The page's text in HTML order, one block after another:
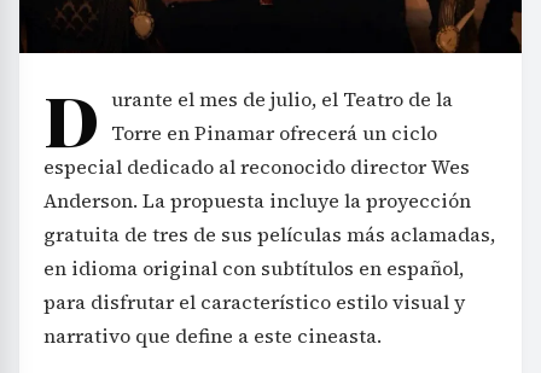
D urante el mes de julio, el Teatro de la
Torre en Pinamar ofrecerá un ciclo
especial dedicado al reconocido director Wes
Anderson. La propuesta incluye la proyección
gratuita de tres de sus películas más aclamadas,
en idioma original con subtítulos en español,
para disfrutar el característico estilo visual y
narrativo que define a este cineasta.